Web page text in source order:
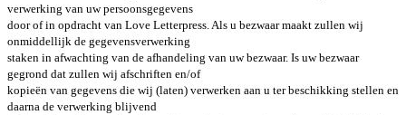
verwerking van uw persoonsgegevens
door of in opdracht van Love Letterpress. Als u bezwaar maakt zullen wij
onmiddellijk de gegevensverwerking
staken in afwachting van de afhandeling van uw bezwaar. Is uw bezwaar
gegrond dat zullen wij afschriften en/of
kopieën van gegevens die wij (laten) verwerken aan u ter beschikking stellen en
daarna de verwerking blijvend